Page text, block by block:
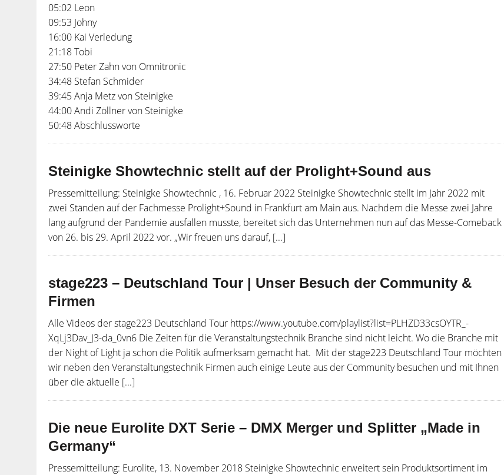
05:02 Leon
09:53 Johny
16:00 Kai Verledung
21:18 Tobi
27:50 Peter Zahn von Omnitronic
34:48 Stefan Schmider
39:45 Anja Metz von Steinigke
44:00 Andi Zöllner von Steinigke
50:48 Abschlussworte
Steinigke Showtechnic stellt auf der Prolight+Sound aus
Pressemitteilung: Steinigke Showtechnic , 16. Februar 2022 Steinigke Showtechnic stellt im Jahr 2022 mit
zwei Ständen auf der Fachmesse Prolight+Sound in Frankfurt am Main aus. Nachdem die Messe zwei Jahre
lang aufgrund der Pandemie ausfallen musste, bereitet sich das Unternehmen nun auf das Messe-Comeback
von 26. bis 29. April 2022 vor. „Wir freuen uns darauf, [...]
stage223 – Deutschland Tour | Unser Besuch der Community &
Firmen
Alle Videos der stage223 Deutschland Tour https://www.youtube.com/playlist?list=PLHZD33csOYTR_-
XqLj3Dav_J3-da_0vn6 Die Zeiten für die Veranstaltungstechnik Branche sind nicht leicht. Wo die Branche mit
der Night of Light ja schon die Politik aufmerksam gemacht hat. Mit der stage223 Deutschland Tour möchten
wir neben den Veranstaltungstechnik Firmen auch einige Leute aus der Community besuchen und mit Ihnen
über die aktuelle [...]
Die neue Eurolite DXT Serie – DMX Merger und Splitter „Made in
Germany“
Pressemitteilung: Eurolite, 13. November 2018 Steinigke Showtechnic erweitert sein Produktsortiment im